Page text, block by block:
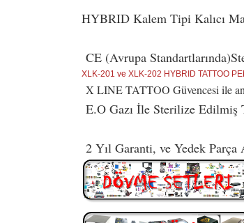
HYBRID Kalem Tipi Kalıcı
CE (Avrupa
XLK-201 ve XLK-202 HYBRID TATTOO
X LINE TATTOO Güvencesi ile
E.O Gazı İle Sterilize Edilmiş
2 Yıl Garanti, ve Yedek Parça